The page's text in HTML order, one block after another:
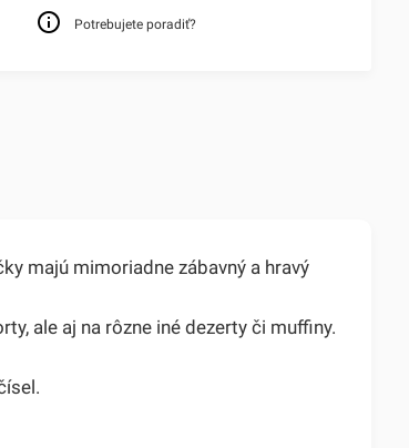
Potrebujete poradiť?
majú mimoriadne zábavný a hravý
ale aj na rôzne iné dezerty či muffiny.